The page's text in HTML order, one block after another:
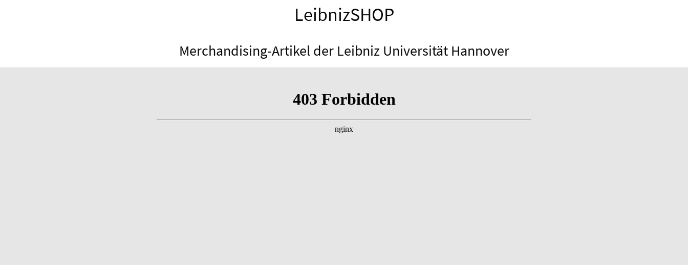
LeibnizSHOP
Merchandising-Artikel der Leibniz Universität Hannover